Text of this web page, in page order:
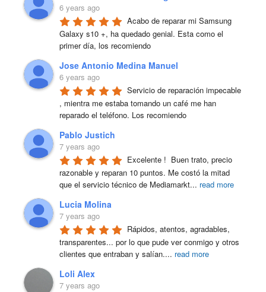
6 years ago
Acabo de reparar mi Samsung
Galaxy s10 +, ha quedado genial. Esta como el
primer día, los recomiendo
Jose Antonio Medina Manuel
6 years ago
Servicio de reparación impecable
, mientra me estaba tomando un café me han
reparado el teléfono. Los recomiendo
Pablo Justich
7 years ago
Excelente !  Buen trato, precio
razonable y reparan 10 puntos. Me costó la mitad
que el servicio técnico de Mediamarkt... read more
Lucia Molina
7 years ago
Rápidos, atentos, agradables,
transparentes... por lo que pude ver conmigo y otros
clientes que entraban y salían.... read more
Loli Alex
7 years ago